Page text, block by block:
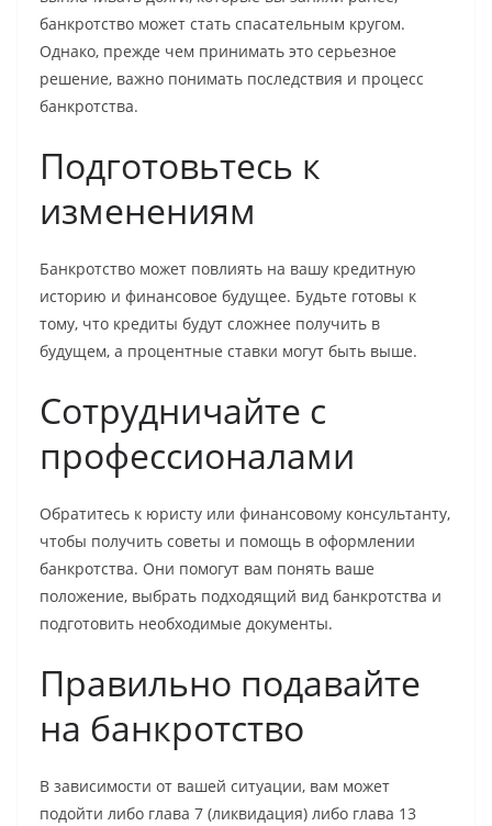
банкротство может стать спасательным кругом.
Однако, прежде чем принимать это серьезное
решение, важно понимать последствия и процесс
банкротства.
Подготовьтесь к
изменениям
Банкротство может повлиять на вашу кредитную
историю и финансовое будущее. Будьте готовы к
тому, что кредиты будут сложнее получить в
будущем, а процентные ставки могут быть выше.
Сотрудничайте с
профессионалами
Обратитесь к юристу или финансовому консультанту,
чтобы получить советы и помощь в оформлении
банкротства. Они помогут вам понять ваше
положение, выбрать подходящий вид банкротства и
подготовить необходимые документы.
Правильно подавайте
на банкротство
В зависимости от вашей ситуации, вам может
подойти либо глава 7 (ликвидация) либо глава 13